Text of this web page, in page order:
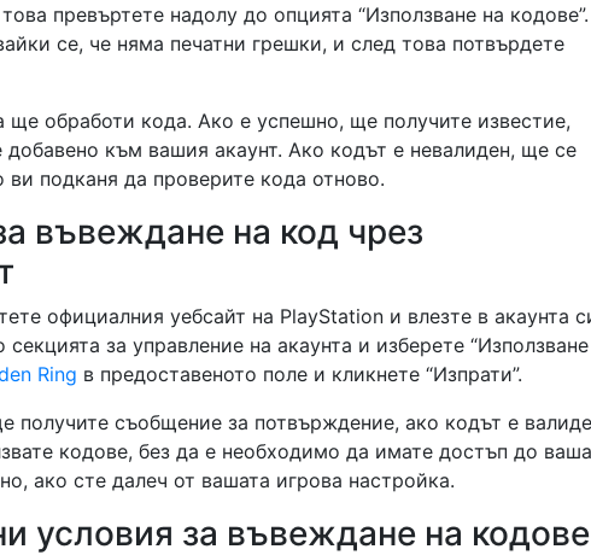
превъртете надолу до опцията “Използване на кодове”.
се, че няма печатни грешки, и след това потвърдете
обработи кода. Ако е успешно, ще получите известие,
към вашия акаунт. Ако кодът е невалиден, ще се
подканя да проверите кода отново.
въвеждане на код чрез
официалния уебсайт на PlayStation и влезте в акаунта
за управление на акаунта и изберете
Ring в предоставеното поле и кликнете “Изпрати”.
получите съобщение за потвърждение, ако кодът е
кодове, без да е необходимо да имате достъп до
ако сте далеч от вашата игрова настройка.
условия за въвеждане на кодове